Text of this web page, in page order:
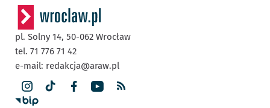
pl. Solny 14, 50-062 Wrocław
tel. 71 776 71 42
e-mail: redakcja@araw.pl